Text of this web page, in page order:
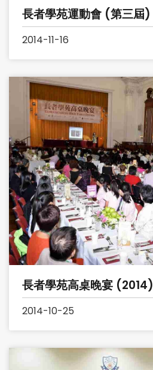
長者學苑運動會 (第三屆)
2014-11-16
長者學苑高桌晚宴 (2014)
2014-10-25